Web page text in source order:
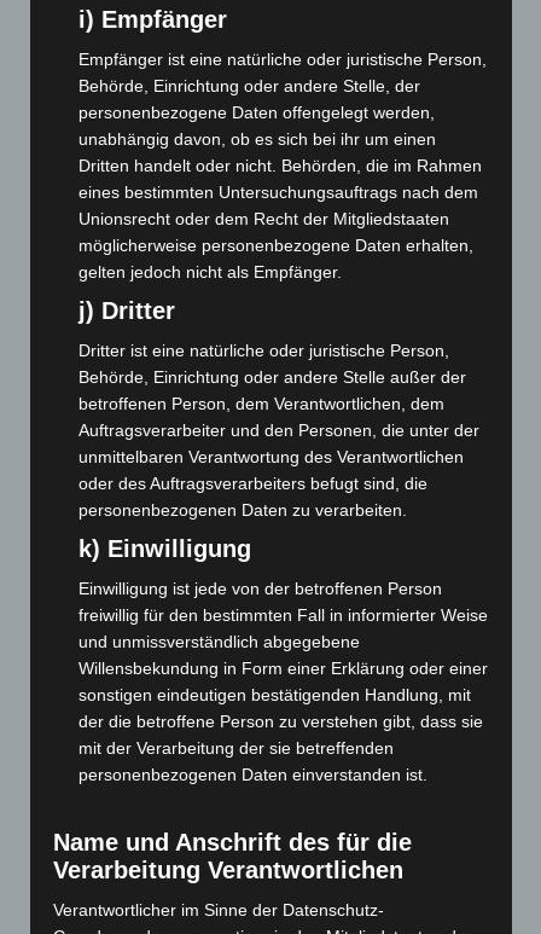
November 2023(130)
September 2023(133)
August 2023(134)
Juli 2023(118)
Juni 2023(142)
Mai 2023(139)
April 2023
(155)
März 2023 (174)
Januar 2023(140)
Dezember 2022 (130)
November 2022(167)
Oktober 2022 (166)
September 2022(205)
August 2022(166)
Juli 2022(133)
Juni 2022(167)
Mai 2022(177)
April 2022(198)
März 2022(221)
Februar 2022(189)
Dezember 2021 (204)
November 2021(215)
Oktober 2021(171)
i) Empfänger
Empfänger ist eine natürliche oder juristische Person,
Behörde, Einrichtung oder andere Stelle, der
personenbezogene Daten offengelegt werden,
unabhängig davon, ob es sich bei ihr um einen
Dritten handelt oder nicht. Behörden, die im Rahmen
eines bestimmten Untersuchungsauftrags nach dem
Unionsrecht oder dem Recht der Mitgliedstaaten
möglicherweise personenbezogene Daten erhalten,
gelten jedoch nicht als Empfänger.
j) Dritter
Dritter ist eine natürliche oder juristische Person,
Behörde, Einrichtung oder andere Stelle außer der
betroffenen Person, dem Verantwortlichen, dem
Auftragsverarbeiter und den Personen, die unter der
unmittelbaren Verantwortung des Verantwortlichen
oder des Auftragsverarbeiters befugt sind, die
personenbezogenen Daten zu verarbeiten.
k) Einwilligung
Einwilligung ist jede von der betroffenen Person
freiwillig für den bestimmten Fall in informierter Weise
und unmissverständlich abgegebene
Willensbekundung in Form einer Erklärung oder einer
sonstigen eindeutigen bestätigenden Handlung, mit
der die betroffene Person zu verstehen gibt, dass sie
mit der Verarbeitung der sie betreffenden
personenbezogenen Daten einverstanden ist.
Name und Anschrift des für die
Verarbeitung Verantwortlichen
Verantwortlicher im Sinne der Datenschutz-